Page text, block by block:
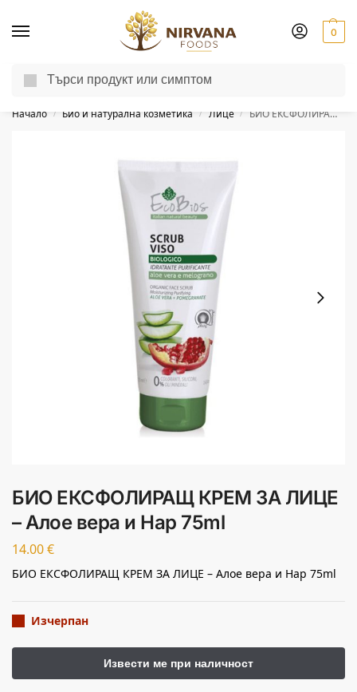
0
Доставка до другия ден за поръчки пон-пет до 13:00 ч.
Начало / Био и натурална козметика / Лице / БИО ЕКСФОЛИРАЩ КРЕМ ЗА ЛИЦЕ – Алое вера и Нар 75ml
БИО ЕКСФОЛИРАЩ КРЕМ ЗА ЛИЦЕ
– Алое вера и Нар 75ml
14.00€
БИО ЕКСФОЛИРАЩ КРЕМ ЗА ЛИЦЕ – Алое вера и Нар 75ml
Изчерпан